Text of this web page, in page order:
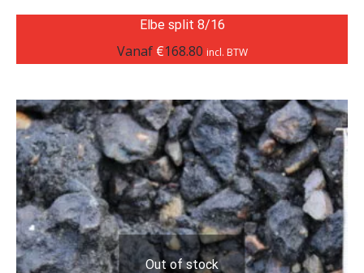
Elbe split 8/16
Vanaf €168.80 incl. BTW
Out of stock